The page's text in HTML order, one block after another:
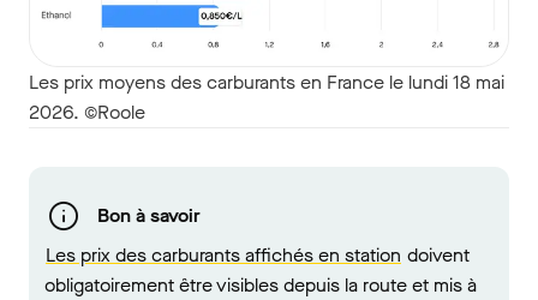
Les prix moyens des carburants en France le lundi 18 mai
2026. ©Roole
Bon à savoir
Les prix des carburants affichés en station doivent
obligatoirement être visibles depuis la route et mis à